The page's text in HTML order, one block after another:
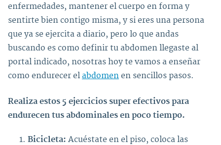
enfermedades, mantener el cuerpo en forma y
sentirte bien contigo misma, y si eres una persona
que ya se ejercita a diario, pero lo que andas
buscando es como definir tu abdomen llegaste al
portal indicado, nosotras hoy te vamos a enseñar
como endurecer el abdomen en sencillos pasos.
Realiza estos 5 ejercicios super efectivos para
endurecen tus abdominales en poco tiempo.
Bicicleta: Acuéstate en el piso, coloca las